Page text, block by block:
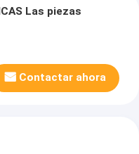
Las piezas
Contactar ahora